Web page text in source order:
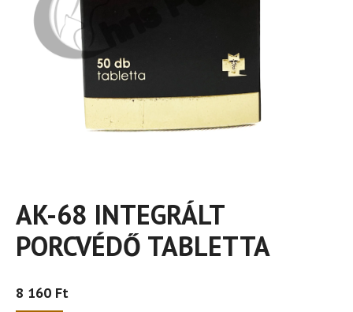
AK-68 INTEGRÁLT
PORCVÉDŐ TABLETTA
8 160 Ft